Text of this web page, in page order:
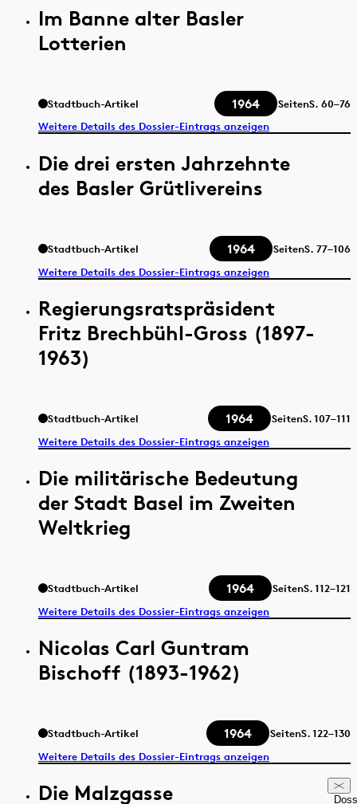
Im Banne alter Basler
Lotterien
Stadtbuch-Artikel 1964 SeitenS. 60–76
Weitere Details des Dossier-Eintrags anzeigen
Die drei ersten Jahrzehnte
des Basler Grütlivereins
Stadtbuch-Artikel 1964 SeitenS. 77–106
Weitere Details des Dossier-Eintrags anzeigen
Regierungsratspräsident
Fritz Brechbühl-Gross (1897-
1963)
Stadtbuch-Artikel 1964 SeitenS.107–111
Weitere Details des Dossier-Eintrags anzeigen
Die militärische Bedeutung
der Stadt Basel im Zweiten
Weltkrieg
Stadtbuch-Artikel 1964 SeitenS.112–121
Weitere Details des Dossier-Eintrags anzeigen
Nicolas Carl Guntram
Bischoff (1893-1962)
Stadtbuch-Artikel 1964 SeitenS.122–130
Weitere Details des Dossier-Eintrags anzeigen
Die Malzgasse